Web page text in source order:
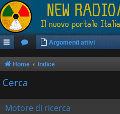
Argomenti attivi
Home Indice
Cerca
Motore di ricerca